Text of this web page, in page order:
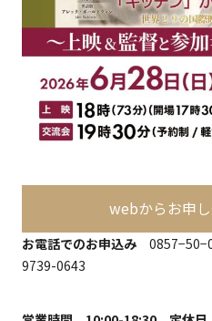
webからお申
お電話でのお申込み
9739-0643